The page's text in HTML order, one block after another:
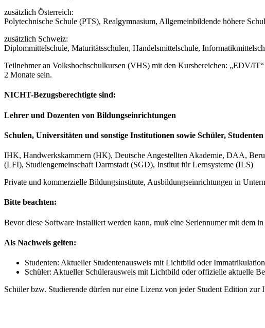
zusätzlich Österreich:
Polytechnische Schule (PTS), Realgymnasium, Allgemeinbildende höhere
zusätzlich Schweiz:
Diplommittelschule, Maturitätsschulen, Handelsmittelschule,
Teilnehmer an Volkshochschulkursen (VHS) mit den Kursbereichen: „EDV/
2 Monate sein.
NICHT-Bezugsberechtigte sind:
Lehrer und Dozenten von Bildungseinrichtungen
Schulen, Universitäten und sonstige Institutionen sowie Schüler,
IHK, Handwerkskammern (HK), Deutsche Angestellten Akademie, DAA,
(LFI), Studiengemeinschaft Darmstadt (SGD), Institut für Lernsysteme (ILS)
Private und kommerzielle Bildungsinstitute, Ausbildungseinrichtungen in
Bitte beachten:
Bevor diese Software installiert werden kann, muß eine Seriennumer mit dem
Als Nachweis gelten:
Studenten: Aktueller Studentenausweis mit Lichtbild oder
Schüler: Aktueller Schülerausweis mit Lichtbild oder offizielle aktuelle
Schüler bzw. Studierende dürfen nur eine Lizenz von jeder Student Edition zur